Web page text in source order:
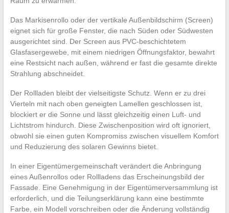
Das Markisenrollo oder der vertikale Außenbildschirm (Screen)
eignet sich für große Fenster, die nach Süden oder Südwesten
ausgerichtet sind. Der Screen aus PVC-beschichtetem
Glasfasergewebe, mit einem niedrigen Öffnungsfaktor, bewahrt
eine Restsicht nach außen, während er fast die gesamte direkte
Strahlung abschneidet.
Der Rollladen bleibt der vielseitigste Schutz. Wenn er zu drei
Vierteln mit nach oben geneigten Lamellen geschlossen ist,
blockiert er die Sonne und lässt gleichzeitig einen Luft- und
Lichtstrom hindurch. Diese Zwischenposition wird oft ignoriert,
obwohl sie einen guten Kompromiss zwischen visuellem Komfort
und Reduzierung des solaren Gewinns bietet.
In einer Eigentümergemeinschaft verändert die Anbringung
eines Außenrollos oder Rollladens das Erscheinungsbild der
Fassade. Eine Genehmigung in der Eigentümerversammlung ist
erforderlich, und die Teilungserklärung kann eine bestimmte
Farbe, ein Modell vorschreiben oder die Änderung vollständig